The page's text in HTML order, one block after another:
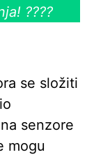
????
se složiti
senzore
mogu